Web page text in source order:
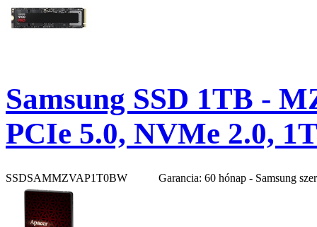
Samsung SSD 1TB -
PCIe 5.0, NVMe 2.0,
SSDSAMMZVAP1T0BW Garancia: 60 hónap - Samsung